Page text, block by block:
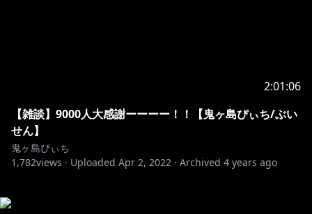
2:01:06
【雑談】9000人大感謝ーーーー！！【鬼ヶ島ぴぃち/ぶい
せん】
鬼ヶ島ぴぃち
1,782views · Uploaded Apr 2, 2022 · Archived 4 years ago